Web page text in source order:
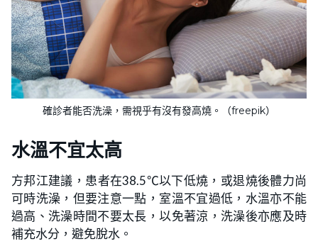
確診者能否洗澡，需視乎有沒有發高燒。（freepik）
水溫不宜太高
方邦江建議，患者在38.5℃以下低燒，或退燒後體力尚
可時洗澡，但要注意一點，室溫不宜過低，水溫亦不能
過高、洗澡時間不要太長，以免著涼，洗澡後亦應及時
補充水分，避免脫水。